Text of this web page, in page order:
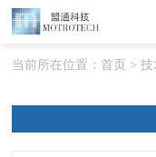
当前所在位置：首页 >技